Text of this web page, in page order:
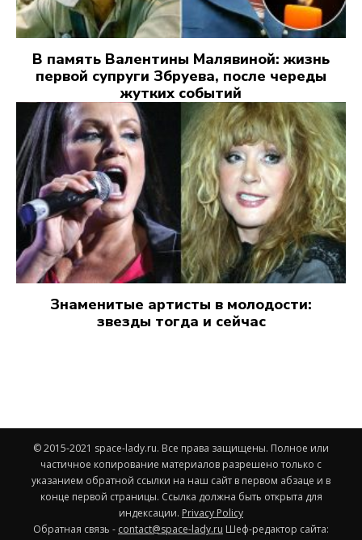
В память Валентины Малявиной: жизнь
первой супруги Збруева, после череды
жутких событий
Знаменитые артисты в молодости:
звезды тогда и сейчас
© 2015-2021 space-lady.ru. Все права защищены. Полное или
частичное копирование материалов разрешено только с
указанием обратной ссылки на наш сайт в первом абзаце и в
конце первой страницы. Ссылка должна быть открыта для
индексации. Privacy Policy
Обратная связь - contact@space-lady.ru Шеф-редактор сайта: